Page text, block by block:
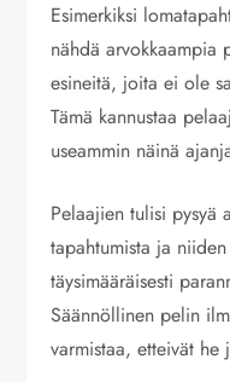
Esimerkiksi
nähdä arvokkaampia
esineitä, joita ei ole
Tämä kannustaa
useammin näinä
Pelaajien tulisi pysyä
tapahtumista ja
täysimääräisesti
Säännöllinen pelin
varmistaa, etteivät